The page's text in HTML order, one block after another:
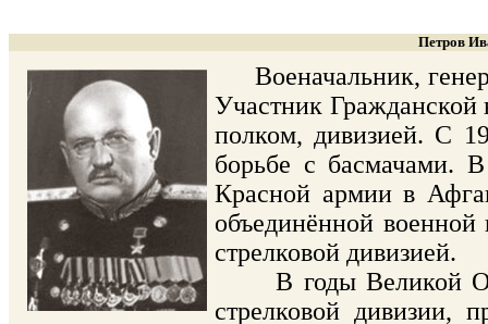
Петров
Военачальник,
Участник
полком, дивизией. С
борьбе с басмачами.
Красной армии в
объединённой
стрелковой дивизией.
В годы Великой
стрелковой дивизии,